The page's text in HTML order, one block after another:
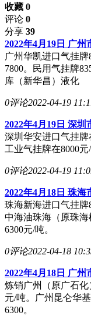
收藏 0
评论 0
分享 39
2022年4月19日 广
广州华凯进口气挂牌
7800。民用气挂牌
库（新华昌）液化
0评论2022-04-19
2022年4月19日 深
深圳华安进口气挂牌
工业气挂牌在8000元
0评论2022-04-19
2022年4月18日 珠
珠海新海进口气挂牌
中海油珠海（原珠海
6300元/吨。
0评论2022-04-18
2022年4月18日 广
炼销广州（原广石化
元/吨。广州昆仑华
6300。